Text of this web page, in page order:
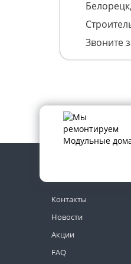
Звоните
Контакты
Новости
Акции
FAQ